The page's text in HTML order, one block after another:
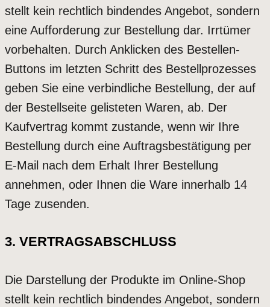
stellt kein rechtlich bindendes Angebot, sondern
eine Aufforderung zur Bestellung dar. Irrtümer
vorbehalten. Durch Anklicken des Bestellen-
Buttons im letzten Schritt des Bestellprozesses
geben Sie eine verbindliche Bestellung, der auf
der Bestellseite gelisteten Waren, ab. Der
Kaufvertrag kommt zustande, wenn wir Ihre
Bestellung durch eine Auftragsbestätigung per
E-Mail nach dem Erhalt Ihrer Bestellung
annehmen, oder Ihnen die Ware innerhalb 14
Tage zusenden.
3. VERTRAGSABSCHLUSS
Die Darstellung der Produkte im Online-Shop
stellt kein rechtlich bindendes Angebot, sondern